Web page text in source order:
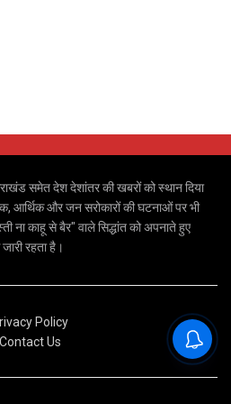
समेत देश देशांतर की खबरों को स्थान दिया
आर्थिक और जन सरोकारों की घटनाओं पर भी
ना काहू से बैर" वाले सिद्धांत को अपनाते हुए
रहता है।
Policy
Contact Us